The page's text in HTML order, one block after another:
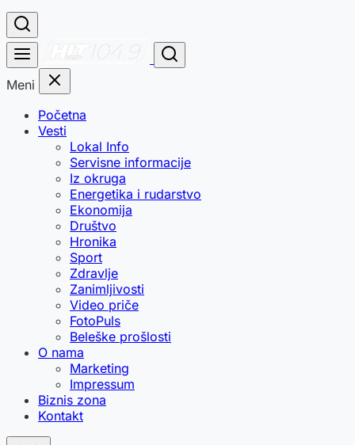
Meni
Početna
Vesti
Lokal Info
Servisne informacije
Iz okruga
Energetika i rudarstvo
Ekonomija
Društvo
Hronika
Sport
Zdravlje
Zanimljivosti
Video priče
FotoPuls
Beleške prošlosti
O nama
Marketing
Impressum
Biznis zona
Kontakt